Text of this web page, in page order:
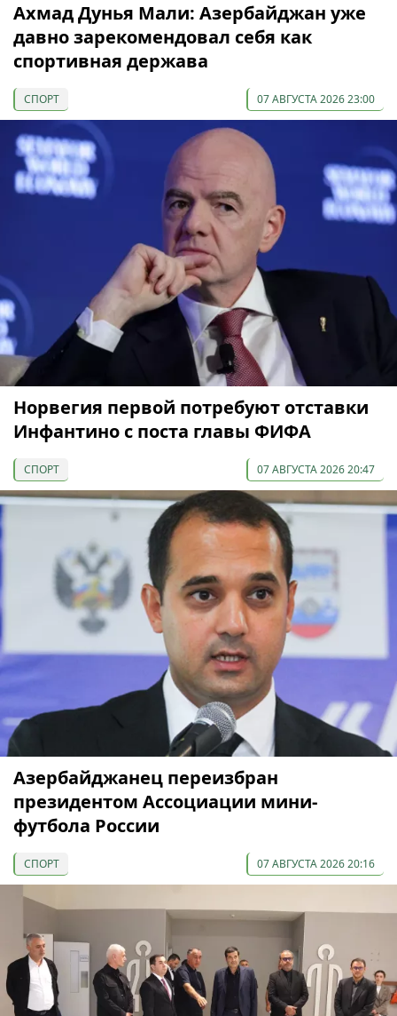
Ахмад Дунья Мали: Азербайджан уже
давно зарекомендовал себя как
спортивная держава
СПОРТ 07 АВГУСТА 2026 23:00
Норвегия первой потребуют отставки
Инфантино с поста главы ФИФА
СПОРТ 07 АВГУСТА 2026 20:47
Азербайджанец переизбран
президентом Ассоциации мини-
футбола России
СПОРТ 07 АВГУСТА 2026 20:16